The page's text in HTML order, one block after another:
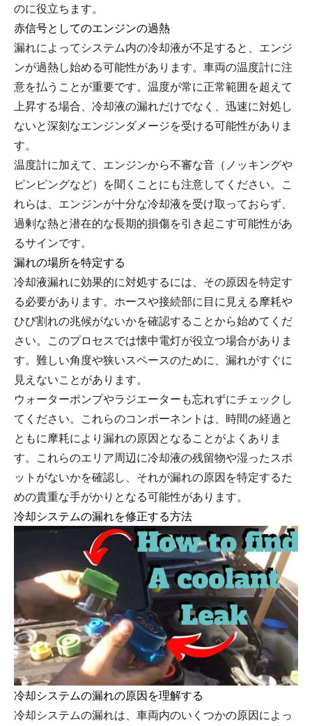
のに役立ちます。
赤信号としてのエンジンの過熱
漏れによってシステム内の冷却液が不足すると、エンジ
ンが過熱し始める可能性があります。車両の温度計に注
意を払うことが重要です。温度が常に正常範囲を超えて
上昇する場合、冷却液の漏れだけでなく、迅速に対処し
ないと深刻なエンジンダメージを受ける可能性がありま
す。
温度計に加えて、エンジンから不審な音（ノッキングや
ピンピングなど）を聞くことにも注意してください。こ
れらは、エンジンが十分な冷却液を受け取っておらず、
過剰な熱と潜在的な長期的損傷を引き起こす可能性があ
るサインです。
漏れの場所を特定する
冷却液漏れに効果的に対処するには、その原因を特定す
る必要があります。ホースや接続部に目に見える摩耗や
ひび割れの兆候がないかを確認することから始めてくだ
さい。このプロセスでは懐中電灯が役立つ場合がありま
す。難しい角度や狭いスペースのために、漏れがすぐに
見えないことがあります。
ウォーターポンプやラジエーターも忘れずにチェックし
てください。これらのコンポーネントは、時間の経過と
ともに摩耗により漏れの原因となることがよくありま
す。これらのエリア周辺に冷却液の残留物や湿ったスポ
ットがないかを確認し、それが漏れの原因を特定するた
めの貴重な手がかりとなる可能性があります。
冷却システムの漏れを修正する方法
冷却システムの漏れの原因を理解する
冷却システムの漏れは、車両内のいくつかの原因によっ